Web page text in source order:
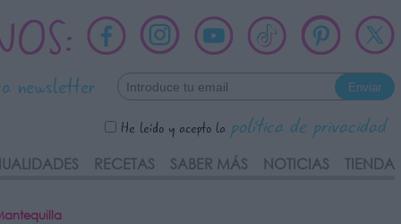
newsletter
He leído y acepto la política de privacidad
RECETAS SABER MÁS NOTICIAS TIENDA